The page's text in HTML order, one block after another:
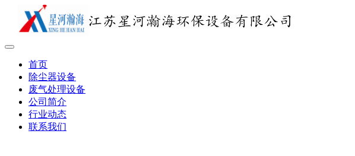
首页
除尘器设备
废气处理设备
公司简介
行业动态
联系我们